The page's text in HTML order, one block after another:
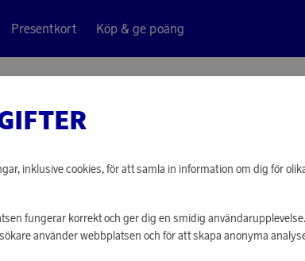
Presentkort Köp & ge poäng
inklusive cookies, för att samla in information om dig för
fungerar korrekt och ger dig en smidig användarupplevelse.
använder webbplatsen och för att skapa anonyma